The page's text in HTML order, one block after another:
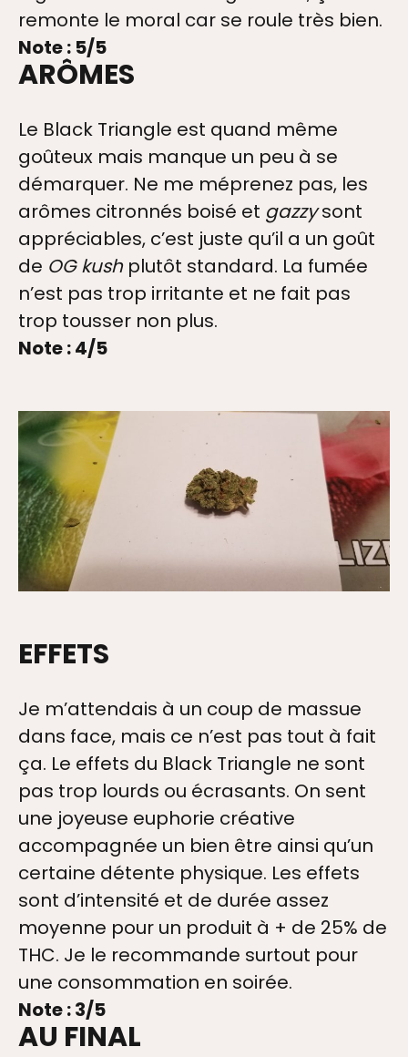
remonte le moral car se roule très bien.
Note : 5/5
ARÔMES
Le Black Triangle est quand même
goûteux mais manque un peu à se
démarquer. Ne me méprenez pas, les
arômes citronnés boisé et gazzysont
appréciables, c’est juste qu’il a un goût
de OG kush plutôt standard. La fumée
n’est pas trop irritante et ne fait pas
trop tousser non plus.
Note : 4/5
EFFETS
Je m’attendais à un coup de massue
dans face, mais ce n’est pas tout à fait
ça. Le effets du Black Triangle ne sont
pas trop lourds ou écrasants. On sent
une joyeuse euphorie créative
accompagnée un bien être ainsi qu’un
certaine détente physique. Les effets
sont d’intensité et de durée assez
moyenne pour un produit à + de 25% de
THC. Je le recommande surtout pour
une consommation en soirée.
Note : 3/5
AU FINAL